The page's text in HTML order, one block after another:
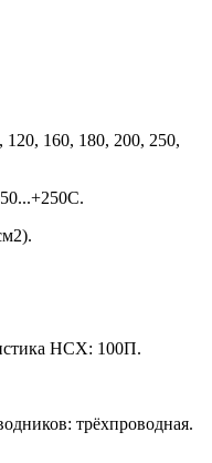
120, 160, 180, 200, 250,
НСХ: 100П.
трёхпроводная.